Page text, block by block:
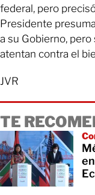
federal, pero
Presidente
a su Gobierno,
atentan contra el
JVR
TE